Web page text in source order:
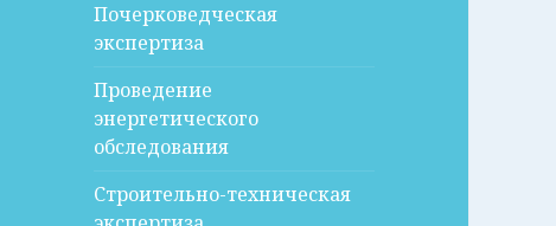
Почерковедческая
экспертиза
Проведение
энергетического
обследования
Строительно-техническая